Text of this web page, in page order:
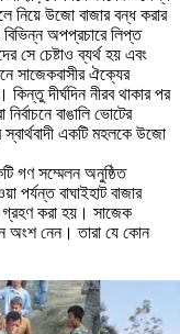
নিয়ে উজো বাজার বন্ধ করার
অপপ্রচারে লিপ্ত
সে চেষ্টাও ব্যর্থ হয় এবং
সাজেকবাসীর ঐক্যের
দীর্ঘদিন নীরব থাকার পর
বাঙালি ভোটের
একটি মহলকে উজো
গণ সম্মেলন অনুষ্ঠিত
পর্যন্ত বাঘাইহাট বাজার
গ্রহণ করা হয়। সাজেক
অংশ নেন। তারা যে কোন